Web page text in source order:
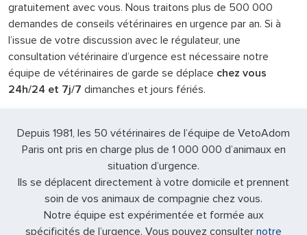
gratuitement avec vous. Nous traitons plus de 500 000
demandes de conseils vétérinaires en urgence par an. Si à
l’issue de votre discussion avec le régulateur, une
consultation vétérinaire d’urgence est nécessaire notre
équipe de vétérinaires de garde se déplace chez vous
24h/24 et 7j/7 dimanches et jours fériés.
Depuis 1981, les 50 vétérinaires de l’équipe de VetoAdom
Paris ont pris en charge plus de 1 000 000 d’animaux en
situation d’urgence.
Ils se déplacent directement à votre domicile et prennent
soin de vos animaux de compagnie chez vous.
Notre équipe est expérimentée et formée aux
spécificités de l’urgence. Vous pouvez consulter notre